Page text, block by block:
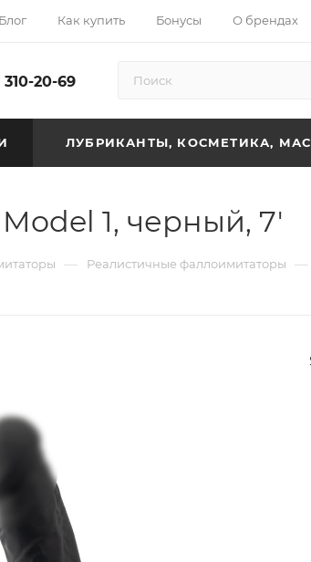
Блог Как купить Бонусы О брендах
20-69
ЛУБРИКАНТЫ, КОСМЕТИКА,
1, черный, 7'
— Реалистичные фаллоимитаторы —